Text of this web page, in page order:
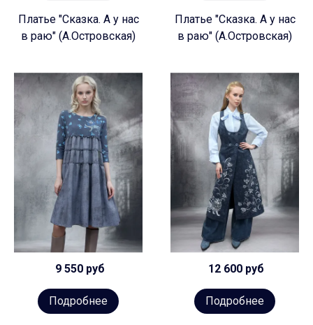
Платье "Сказка. А у нас
в раю" (А.Островская)
Платье "Сказка. А у нас
в раю" (А.Островская)
9 550 руб
Подробнее
12 600 руб
Подробнее